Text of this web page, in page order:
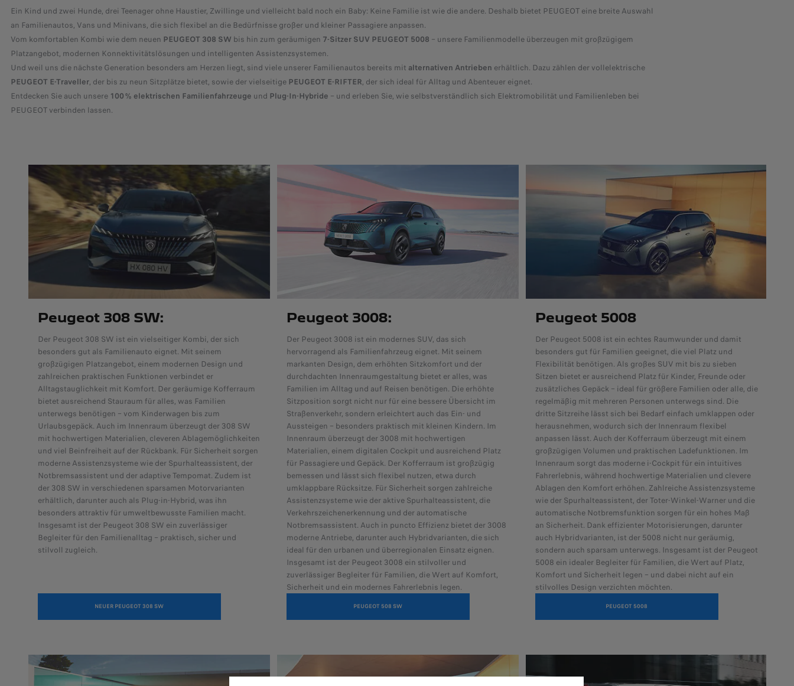
Ein Kind und zwei Hunde, drei Teenager ohne Haustier, Zwillinge und vielleicht bald noch ein Baby: Keine Familie ist wie die andere. Deshalb bietet PEUGEOT eine breite Auswahl
an Familienautos, Vans und Minivans, die sich flexibel an die Bedürfnisse großer und kleiner Passagiere anpassen.​
Vom komfortablen Kombi wie dem neuen PEUGEOT 308 SW bis hin zum geräumigen 7-Sitzer SUV PEUGEOT 5008 – unsere Familienmodelle überzeugen mit großzügigem
Platzangebot, modernen Konnektivitätslösungen und intelligenten Assistenzsystemen.​
Und weil uns die nächste Generation besonders am Herzen liegt, sind viele unserer Familienautos bereits mit alternativen Antrieben erhältlich. Dazu zählen der vollelektrische
PEUGEOT E-Traveller, der bis zu neun Sitzplätze bietet, sowie der vielseitige PEUGEOT E-RIFTER, der sich ideal für Alltag und Abenteuer eignet.​
Entdecken Sie auch unsere 100 % elektrischen Familienfahrzeuge und Plug-In-Hybride – und erleben Sie, wie selbstverständlich sich Elektromobilität und Familienleben bei
PEUGEOT verbinden lassen.
Peugeot 308 SW:
Der Peugeot 308 SW ist ein vielseitiger Kombi, der sich
besonders gut als Familienauto eignet. Mit seinem
großzügigen Platzangebot, einem modernen Design und
zahlreichen praktischen Funktionen verbindet er
Alltagstauglichkeit mit Komfort. Der geräumige Kofferraum
bietet ausreichend Stauraum für alles, was Familien
unterwegs benötigen – vom Kinderwagen bis zum
Urlaubsgepäck. Auch im Innenraum überzeugt der 308 SW
mit hochwertigen Materialien, cleveren Ablagemöglichkeiten
und viel Beinfreiheit auf der Rückbank. Für Sicherheit sorgen
moderne Assistenzsysteme wie der Spurhalteassistent, der
Notbremsassistent und der adaptive Tempomat. Zudem ist
der 308 SW in verschiedenen sparsamen Motorvarianten
erhältlich, darunter auch als Plug-in-Hybrid, was ihn
besonders attraktiv für umweltbewusste Familien macht.
Insgesamt ist der Peugeot 308 SW ein zuverlässiger
Begleiter für den Familienalltag – praktisch, sicher und
stilvoll zugleich.
NEUER PEUGEOT 308 SW
Peugeot 3008:
Der Peugeot 3008 ist ein modernes SUV, das sich
hervorragend als Familienfahrzeug eignet. Mit seinem
markanten Design, dem erhöhten Sitzkomfort und der
durchdachten Innenraumgestaltung bietet er alles, was
Familien im Alltag und auf Reisen benötigen. Die erhöhte
Sitzposition sorgt nicht nur für eine bessere Übersicht im
Straßenverkehr, sondern erleichtert auch das Ein- und
Aussteigen – besonders praktisch mit kleinen Kindern. Im
Innenraum überzeugt der 3008 mit hochwertigen
Materialien, einem digitalen Cockpit und ausreichend Platz
für Passagiere und Gepäck. Der Kofferraum ist großzügig
bemessen und lässt sich flexibel nutzen, etwa durch
umklappbare Rücksitze. Für Sicherheit sorgen zahlreiche
Assistenzsysteme wie der aktive Spurhalteassistent, die
Verkehrszeichenerkennung und der automatische
Notbremsassistent. Auch in puncto Effizienz bietet der 3008
moderne Antriebe, darunter auch Hybridvarianten, die sich
ideal für den urbanen und überregionalen Einsatz eignen.
Insgesamt ist der Peugeot 3008 ein stilvoller und
zuverlässiger Begleiter für Familien, die Wert auf Komfort,
Sicherheit und ein modernes Fahrerlebnis legen.
PEUGEOT 508 SW
Peugeot 5008
Der Peugeot 5008 ist ein echtes Raumwunder und damit
besonders gut für Familien geeignet, die viel Platz und
Flexibilität benötigen. Als großes SUV mit bis zu sieben
Sitzen bietet er ausreichend Platz für Kinder, Freunde oder
zusätzliches Gepäck – ideal für größere Familien oder alle, die
regelmäßig mit mehreren Personen unterwegs sind. Die
dritte Sitzreihe lässt sich bei Bedarf einfach umklappen oder
herausnehmen, wodurch sich der Innenraum flexibel
anpassen lässt. Auch der Kofferraum überzeugt mit einem
großzügigen Volumen und praktischen Ladefunktionen. Im
Innenraum sorgt das moderne i-Cockpit für ein intuitives
Fahrerlebnis, während hochwertige Materialien und clevere
Ablagen den Komfort erhöhen. Zahlreiche Assistenzsysteme
wie der Spurhalteassistent, der Toter-Winkel-Warner und die
automatische Notbremsfunktion sorgen für ein hohes Maß
an Sicherheit. Dank effizienter Motorisierungen, darunter
auch Hybridvarianten, ist der 5008 nicht nur geräumig,
sondern auch sparsam unterwegs. Insgesamt ist der Peugeot
5008 ein idealer Begleiter für Familien, die Wert auf Platz,
Komfort und Sicherheit legen – und dabei nicht auf ein
stilvolles Design verzichten möchten.​
PEUGEOT 5008